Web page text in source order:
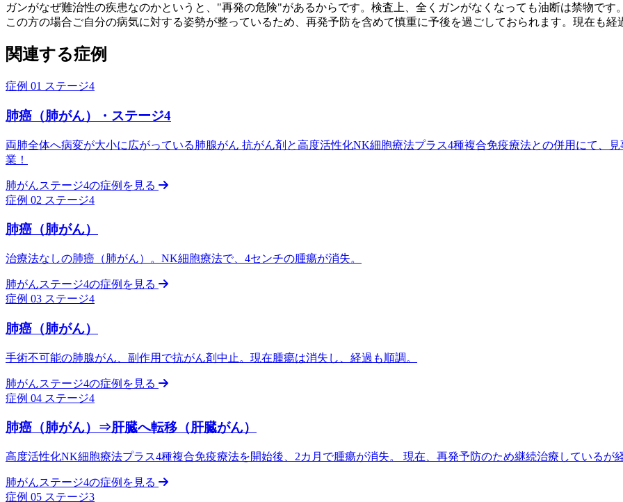
ガンがなぜ難治性の疾患なのかというと、"再発の危険"があるからです。検査上、全くガンがなくなっても油断は禁物です。
この方の場合ご自分の病気に対する姿勢が整っているため、再発予防を含めて慎重に予後を過ごしておられます。現在も経
関連する症例
症例 01 ステージ4
肺癌（肺がん）・ステージ4
両肺全体へ病変が大小に広がっている肺腺がん 抗がん剤と高度活性化NK細胞療法プラス4種複合免疫療法との併用にて、
業！
肺がんステージ4の症例を見る
症例 02 ステージ4
肺癌（肺がん）
治療法なしの肺癌（肺がん）。NK細胞療法で、4センチの腫瘍が消失。
肺がんステージ4の症例を見る
症例 03 ステージ4
肺癌（肺がん）
手術不可能の肺腺がん、副作用で抗がん剤中止。現在腫瘍は消失し、経過も順調。
肺がんステージ4の症例を見る
症例 04 ステージ4
肺癌（肺がん）⇒肝臓へ転移（肝臓がん）
高度活性化NK細胞療法プラス4種複合免疫療法を開始後、2カ月で腫瘍が消失。 現在、再発予防のため継続治療しているが
肺がんステージ4の症例を見る
症例 05 ステージ3